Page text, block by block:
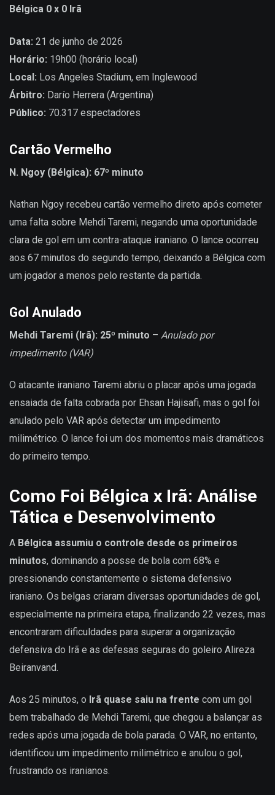
Bélgica 0 x 0 Irã
Data: 21 de junho de 2026
Horário: 19h00 (horário local)
Local: Los Angeles Stadium, em Inglewood
Árbitro: Darío Herrera (Argentina)
Público: 70.317 espectadores
Cartão Vermelho
N. Ngoy (Bélgica): 67º minuto
Nathan Ngoy recebeu cartão vermelho direto após cometer
uma falta sobre Mehdi Taremi, negando uma oportunidade
clara de gol em um contra-ataque iraniano. O lance ocorreu
aos 67 minutos do segundo tempo, deixando a Bélgica com
um jogador a menos pelo restante da partida.
Gol Anulado
Mehdi Taremi (Irã): 25º minuto – Anulado por
impedimento (VAR)
O atacante iraniano Taremi abriu o placar após uma jogada
ensaiada de falta cobrada por Ehsan Hajisafi, mas o gol foi
anulado pelo VAR após detectar um impedimento
milimétrico. O lance foi um dos momentos mais dramáticos
do primeiro tempo.
Como Foi Bélgica x Irã: Análise
Tática e Desenvolvimento
A Bélgica assumiu o controle desde os primeiros
minutos, dominando a posse de bola com 68% e
pressionando constantemente o sistema defensivo
iraniano. Os belgas criaram diversas oportunidades de gol,
especialmente na primeira etapa, finalizando 22 vezes, mas
encontraram dificuldades para superar a organização
defensiva do Irã e as defesas seguras do goleiro Alireza
Beiranvand.
Aos 25 minutos, o Irã quase saiu na frente com um gol
bem trabalhado de Mehdi Taremi, que chegou a balançar as
redes após uma jogada de bola parada. O VAR, no entanto,
identificou um impedimento milimétrico e anulou o gol,
frustrando os iranianos.